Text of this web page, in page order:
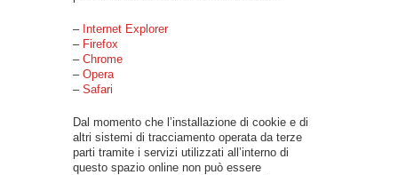
– Internet Explorer
– Firefox
– Chrome
– Opera
– Safari
Dal momento che l’installazione di cookie e di
altri sistemi di tracciamento operata da terze
parti tramite i servizi utilizzati all’interno di
questo spazio online non può essere